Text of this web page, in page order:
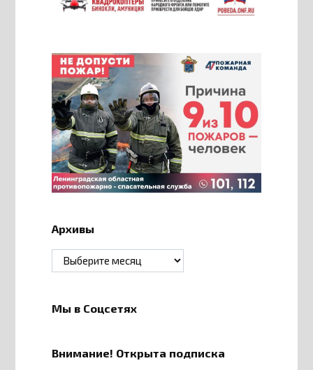
Архивы
Архивы
Мы в Соцсетях
Внимание! Открыта подписка